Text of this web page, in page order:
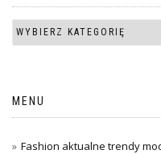
MENU
Fashion aktualne trendy